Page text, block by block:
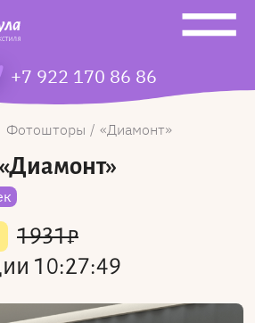
+7 922 170 86 86
Фотошторы Диамонт
«Диамонт»
1931₽
10:27:49